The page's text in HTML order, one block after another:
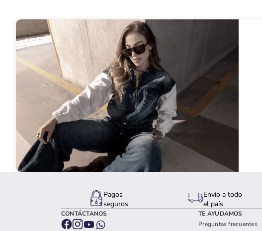
Pagos
seguros
Envio a todo
el país
CONTÁCTANOS
TE AYUDAMOS
Preguntas frecuentes